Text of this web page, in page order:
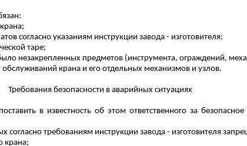
согласно указаниям инструкции завода - изготовителя;
таре;
незакрепленных предметов (инструмента, ограждений,
крана и его отдельных механизмов и узлов.
Требования безопасности в аварийных ситуациях
в известность об этом ответственного за
требованиям инструкции завода - изготовителя
крана;